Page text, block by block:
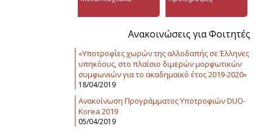
Ανακοινώσεις για Φοιτητές
«Υποτροφίες χωρών της αλλοδαπής σε Έλληνες
υπηκόους, στο πλαίσιο διμερών μορφωτικών
συμφωνιών για το ακαδημαϊκό έτος 2019-2020»
18/04/2019
Ανακοίνωση Προγράμματος Υποτροφιών DUO-
Korea 2019
05/04/2019